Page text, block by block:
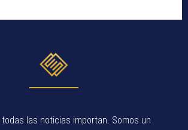
todas las noticias importan. Somos un